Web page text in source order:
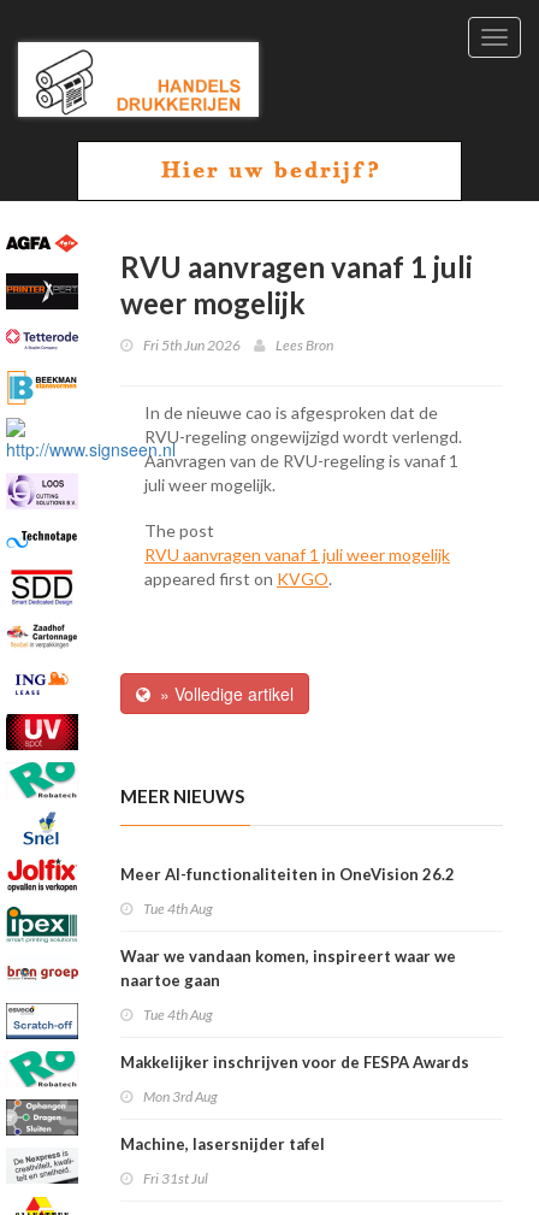
RVU aanvragen vanaf 1 juli
weer mogelijk
Fri 5th Jun 2026 Lees Bron
In de nieuwe cao is afgesproken dat de
RVU-regeling ongewijzigd wordt verlengd.
Aanvragen van de RVU-regeling is vanaf 1
juli weer mogelijk.
The post
RVU aanvragen vanaf 1 juli weer mogelijk
appeared first on KVGO.
» Volledige artikel
MEER NIEUWS
Meer AI-functionaliteiten in OneVision 26.2
Tue 4th Aug
Waar we vandaan komen, inspireert waar we
naartoe gaan
Tue 4th Aug
Makkelijker inschrijven voor de FESPA Awards
Mon 3rd Aug
Machine, lasersnijder tafel
Fri 31st Jul